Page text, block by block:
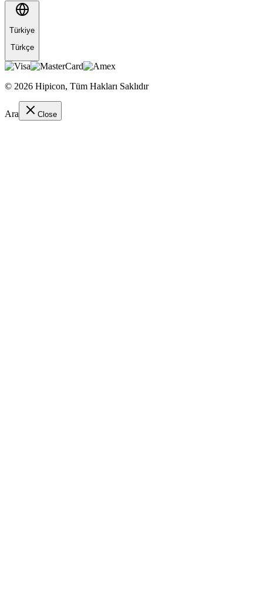
Türkiye
Türkçe
© 2026 Hipicon, Tüm Hakları Saklıdır
Ara Close